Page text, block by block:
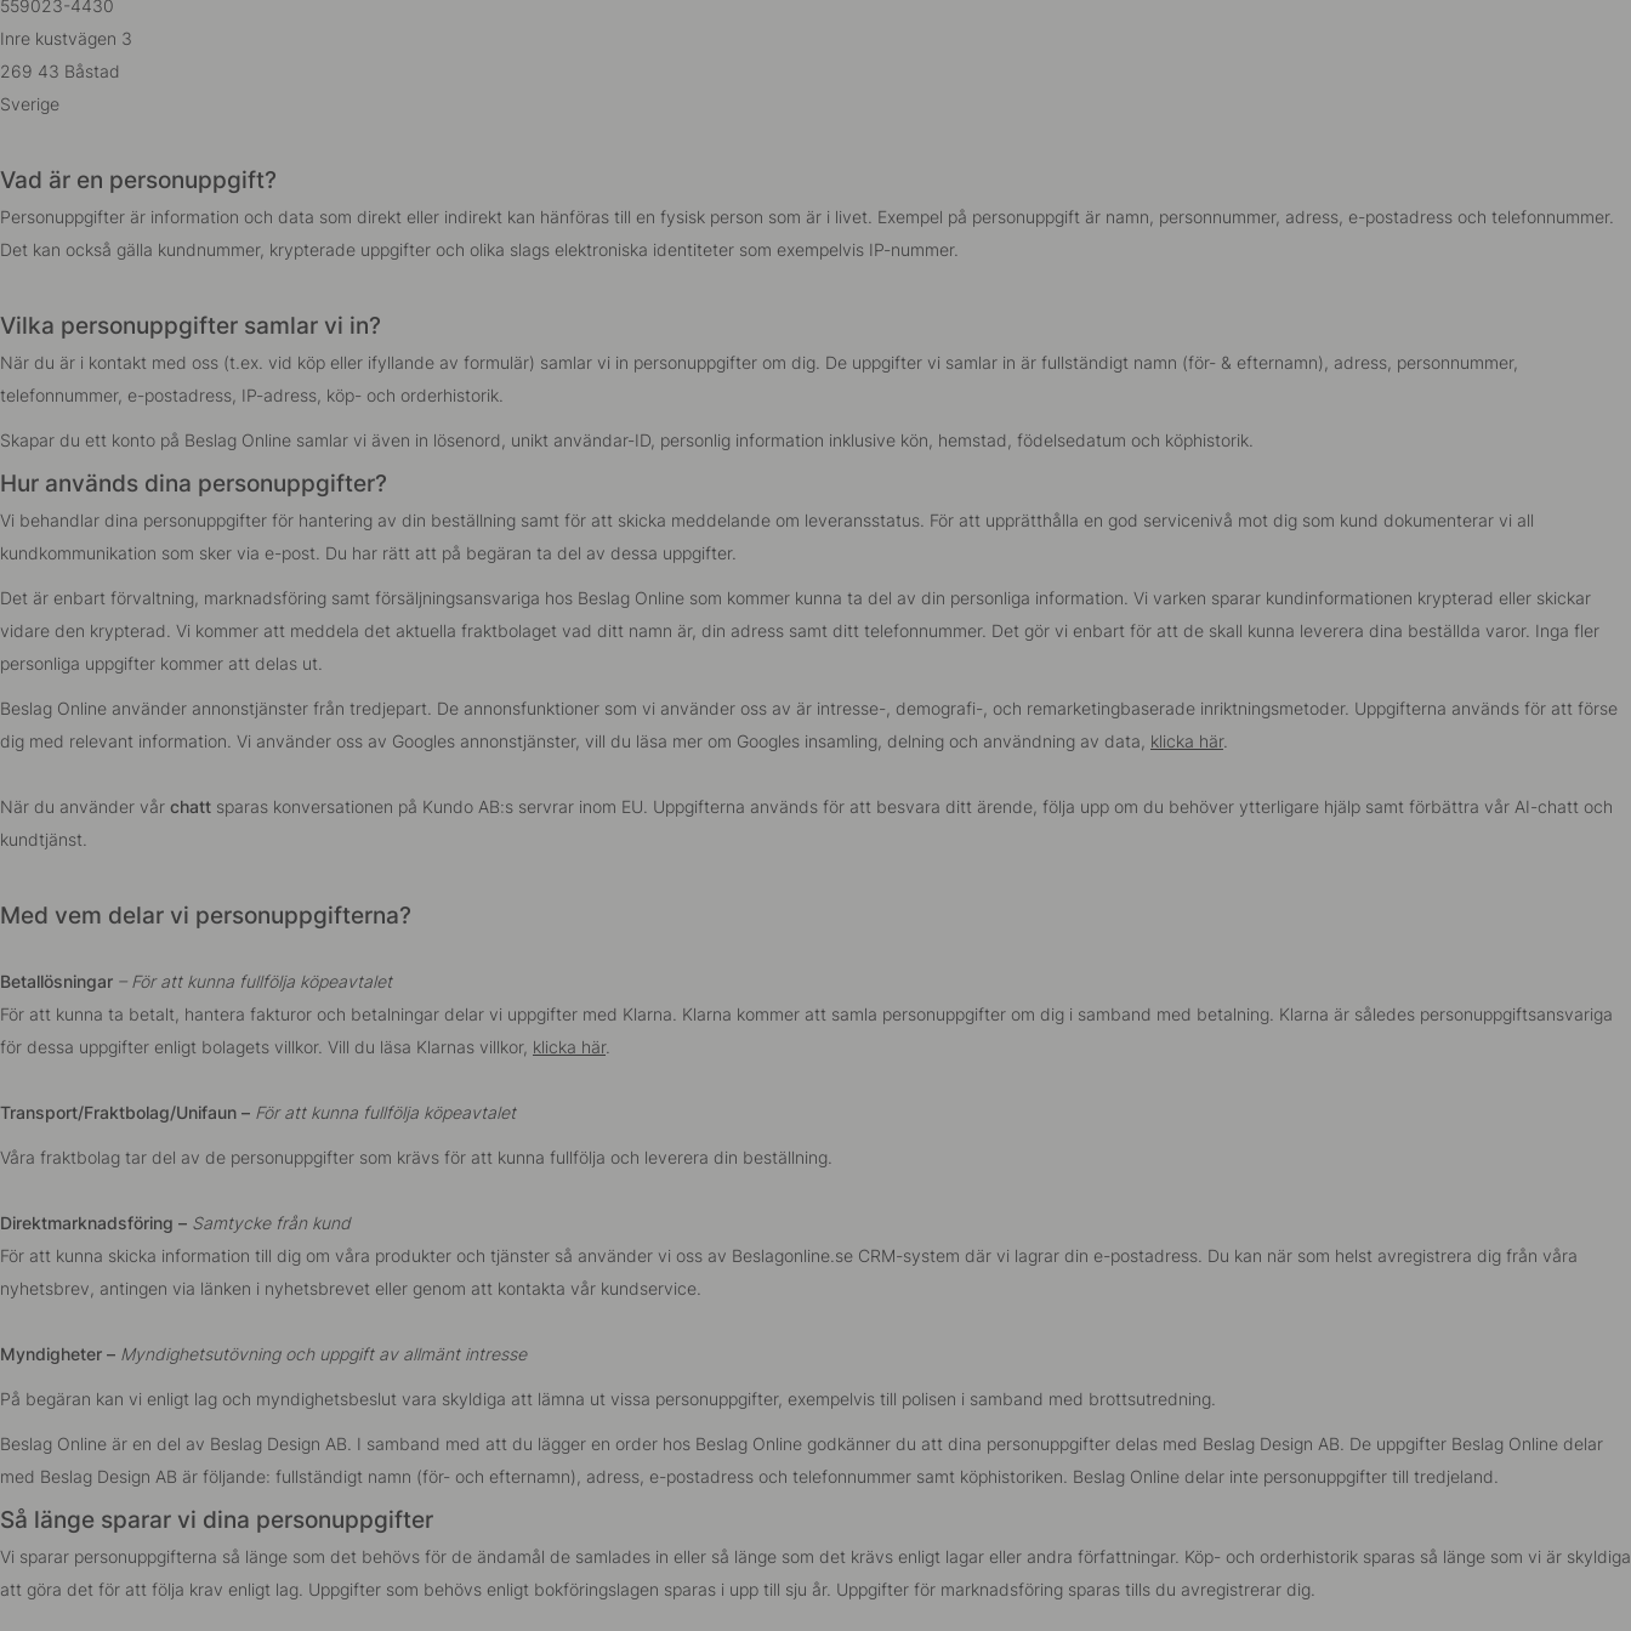
559023-4430
Inre kustvägen 3
269 43 Båstad
Sverige
Vad är en personuppgift?
Personuppgifter är information och data som direkt eller indirekt kan hänföras till en fysisk person som är i livet. Exempel på personuppgift är namn, personnummer, adress, e-postadress och telefonnummer.
Det kan också gälla kundnummer, krypterade uppgifter och olika slags elektroniska identiteter som exempelvis IP-nummer.
Vilka personuppgifter samlar vi in?
När du är i kontakt med oss (t.ex. vid köp eller ifyllande av formulär) samlar vi in personuppgifter om dig. De uppgifter vi samlar in är fullständigt namn (för- & efternamn), adress, personnummer,
telefonnummer, e-postadress, IP-adress, köp- och orderhistorik.
Skapar du ett konto på Beslag Online samlar vi även in lösenord, unikt användar-ID, personlig information inklusive kön, hemstad, födelsedatum och köphistorik.
Hur används dina personuppgifter?
Vi behandlar dina personuppgifter för hantering av din beställning samt för att skicka meddelande om leveransstatus. För att upprätthålla en god servicenivå mot dig som kund dokumenterar vi all
kundkommunikation som sker via e-post. Du har rätt att på begäran ta del av dessa uppgifter.
Det är enbart förvaltning, marknadsföring samt försäljningsansvariga hos Beslag Online som kommer kunna ta del av din personliga information. Vi varken sparar kundinformationen krypterad eller skickar
vidare den krypterad. Vi kommer att meddela det aktuella fraktbolaget vad ditt namn är, din adress samt ditt telefonnummer. Det gör vi enbart för att de skall kunna leverera dina beställda varor. Inga fler
personliga uppgifter kommer att delas ut.
Beslag Online använder annonstjänster från tredjepart. De annonsfunktioner som vi använder oss av är intresse-, demografi-, och remarketingbaserade inriktningsmetoder. Uppgifterna används för att förse
dig med relevant information. Vi använder oss av Googles annonstjänster, vill du läsa mer om Googles insamling, delning och användning av data, klicka här.
När du använder vår chatt sparas konversationen på Kundo AB:s servrar inom EU. Uppgifterna används för att besvara ditt ärende, följa upp om du behöver ytterligare hjälp samt förbättra vår AI-chatt och
kundtjänst.
Med vem delar vi personuppgifterna?
Betallösningar – För att kunna fullfölja köpeavtalet
För att kunna ta betalt, hantera fakturor och betalningar delar vi uppgifter med Klarna. Klarna kommer att samla personuppgifter om dig i samband med betalning. Klarna är således personuppgiftsansvariga
för dessa uppgifter enligt bolagets villkor. Vill du läsa Klarnas villkor, klicka här.
Transport/Fraktbolag/Unifaun – För att kunna fullfölja köpeavtalet
Våra fraktbolag tar del av de personuppgifter som krävs för att kunna fullfölja och leverera din beställning.
Direktmarknadsföring – Samtycke från kund
För att kunna skicka information till dig om våra produkter och tjänster så använder vi oss av Beslagonline.se CRM-system där vi lagrar din e-postadress. Du kan när som helst avregistrera dig från våra
nyhetsbrev, antingen via länken i nyhetsbrevet eller genom att kontakta vår kundservice.
Myndigheter – Myndighetsutövning och uppgift av allmänt intresse
På begäran kan vi enligt lag och myndighetsbeslut vara skyldiga att lämna ut vissa personuppgifter, exempelvis till polisen i samband med brottsutredning.
Beslag Online är en del av Beslag Design AB. I samband med att du lägger en order hos Beslag Online godkänner du att dina personuppgifter delas med Beslag Design AB. De uppgifter Beslag Online delar
med Beslag Design AB är följande: fullständigt namn (för- och efternamn), adress, e-postadress och telefonnummer samt köphistoriken. Beslag Online delar inte personuppgifter till tredjeland.
Så länge sparar vi dina personuppgifter
Vi sparar personuppgifterna så länge som det behövs för de ändamål de samlades in eller så länge som det krävs enligt lagar eller andra författningar. Köp- och orderhistorik sparas så länge som vi är skyldiga
att göra det för att följa krav enligt lag. Uppgifter som behövs enligt bokföringslagen sparas i upp till sju år. Uppgifter för marknadsföring sparas tills du avregistrerar dig.